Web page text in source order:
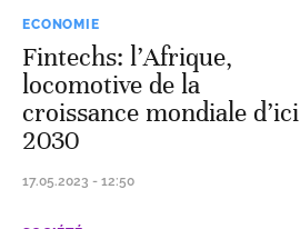
ECONOMIE
Fintechs: l’Afrique,
locomotive de la
croissance mondiale d’ici
2030
17.05.2023 - 12:50